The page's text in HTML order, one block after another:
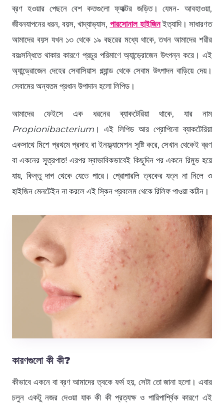
ব্রণ হওয়ার পেছনে বেশ কতগুলো ফ্যাক্টর জড়িত। যেমন- আবহাওয়া,
জীবনযাপনের ধরন, বয়স, খাদ্যাভ্যাস, পারসোনাল হাইজিনইত্যাদি। সাধারণত
আমাদের বয়স যখন ১৩ থেকে ১৯ বছরের মধ্যে থাকে, তখন আমাদের শরীর
বয়ঃসন্ধিতে থাকার কারণে প্রচুর পরিমাণে অ্যান্ড্রোজেন উৎপন্ন করে। এই
অ্যান্ড্রোজেন দেহের সেবাসিয়াস গ্ল্যান্ড থেকে সেবাম উৎপাদন বাড়িয়ে দেয়।
সেবামের অন্যতম প্রধান উপাদান হলো লিপিড।
আমাদের ফেইসে এক ধরনের ব্যাকটেরিয়া থাকে, যার নাম
Propionibacterium । এই লিপিড আর প্রোপিনো ব্যাকটেরিয়া
একসাথে মিশে প্রথমে প্রদাহ বা ইনফ্ল্যামেশন সৃষ্টি করে, সেখান থেকেই ব্রণ
বা একনের সূত্রপাত! এরপর স্বাভাবিকভাবেই কিছুদিন পর একনে রিমুভ হয়ে
যায়, কিন্তু দাগ থেকে যেতে পারে। প্রোপারলি ত্বকের যত্ন না নিলে ও
হাইজিন মেনটেইন না করলে এই স্কিন প্রবলেম থেকে রিলিফ পাওয়া কঠিন।
কারণগুলো কী কী?
কীভাবে একনে বা ব্রণ আমাদের ত্বকে ফর্ম হয়, সেটা তো জানা হলো। এবার
চলুন একটু নজর দেওয়া যাক কী কী প্রত্যক্ষ ও পারিপার্শ্বিক কারণে এই